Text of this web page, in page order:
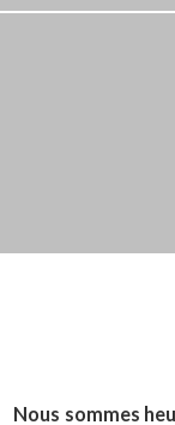
Nous sommes